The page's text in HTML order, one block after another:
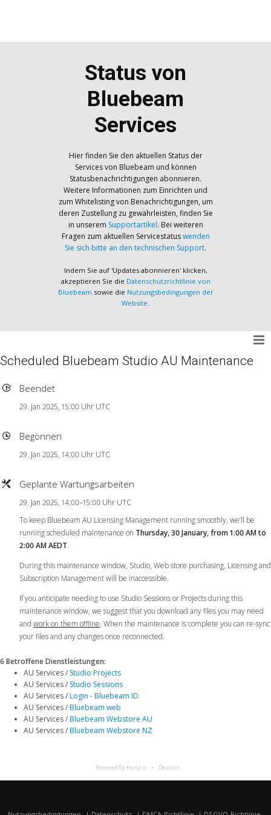
Status von
Bluebeam
Services
Hier finden Sie den aktuellen Status der
Services von Bluebeam und können
Statusbenachrichtigungen abonnieren.
Weitere Informationen zum Einrichten und
zum Whitelisting von Benachrichtigungen, um
deren Zustellung zu gewährleisten, finden Sie
in unserem Supportartikel. Bei weiteren
Fragen zum aktuellen Servicestatuswenden
Sie sich bitte an den technischen Support.
Indem Sie auf 'Updates abonnieren' klicken,
akzeptieren Sie die Datenschutzrichtlinie von
Bluebeam sowie die Nutzungsbedingungen der
Website
Scheduled Bluebeam Studio AU Maintenance
Beendet
29. Jan 2025, 15:00 Uhr UTC
Begonnen
29. Jan 2025, 14:00 Uhr UTC
Geplante Wartungsarbeiten
29. Jan 2025, 14:00–15:00 Uhr UTC
To keep Bluebeam AU Licensing Management running smoothly, we’ll be
running scheduled maintenance on Thursday, 30 January, from 1:00 AM to
2:00 AM AEDT.
During this maintenance window, Studio, Web store purchasing, Licensing and
Subscription Management will be inaccessible.
If you anticipate needing to use Studio Sessions or Projects during this
maintenance window, we suggest that you download any files you may need
and work on them offline. When the maintenance is complete you can re-sync
your files and any changes once reconnected.
6 Betroffene Dienstleistungen:
AU Services / Studio Projects
AU Services / Studio Sessions
AU Services /Login - Bluebeam ID
AU Services /Bluebeam web
AU Services /Bluebeam Webstore AU
AU Services /Bluebeam Webstore NZ
Powered By Hund.io Deutsch